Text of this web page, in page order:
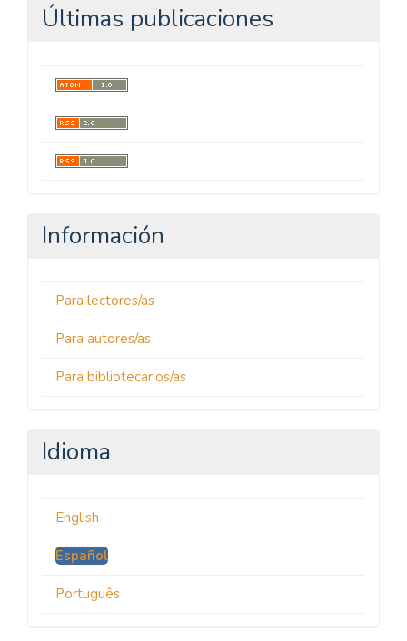
Últimas publicaciones
Información
Para lectores/as
Para autores/as
Para bibliotecarios/as
Idioma
English
Español
Português